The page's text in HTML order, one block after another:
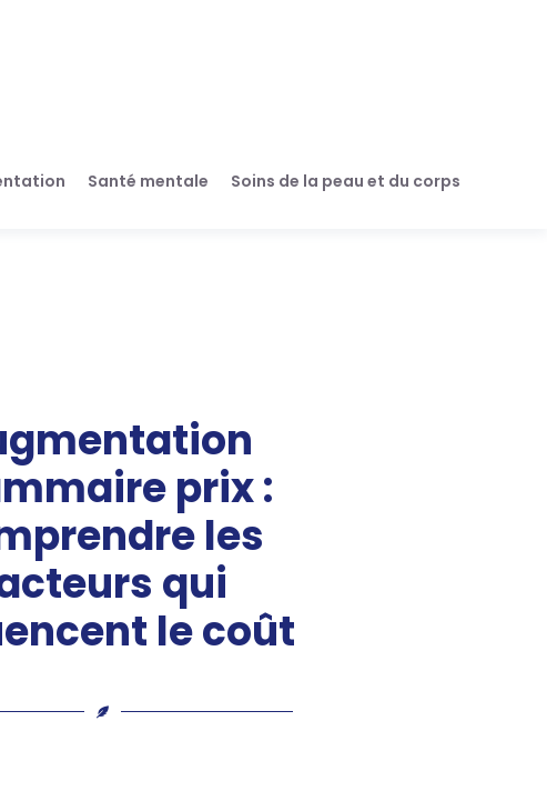
Santé mentale Soins de la peau et du corps
prix :
les
qui
le coût